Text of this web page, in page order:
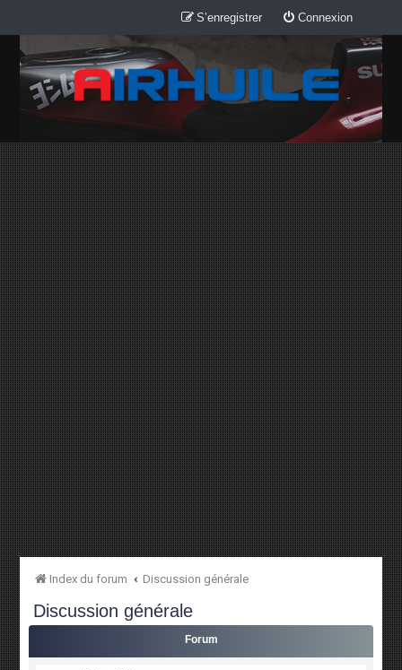
Connexion
S’enregistrer
Index du forum Discussion générale
Discussion générale
Forum